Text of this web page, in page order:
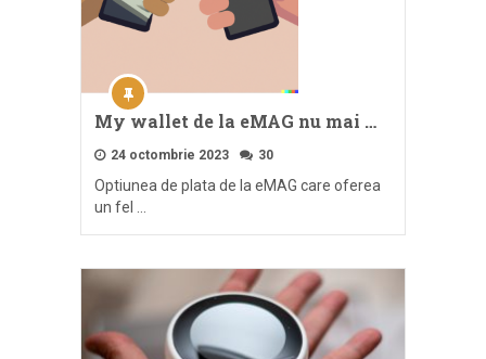
My wallet de la eMAG nu mai …
24 octombrie 2023 30
Optiunea de plata de la eMAG care oferea
un fel …